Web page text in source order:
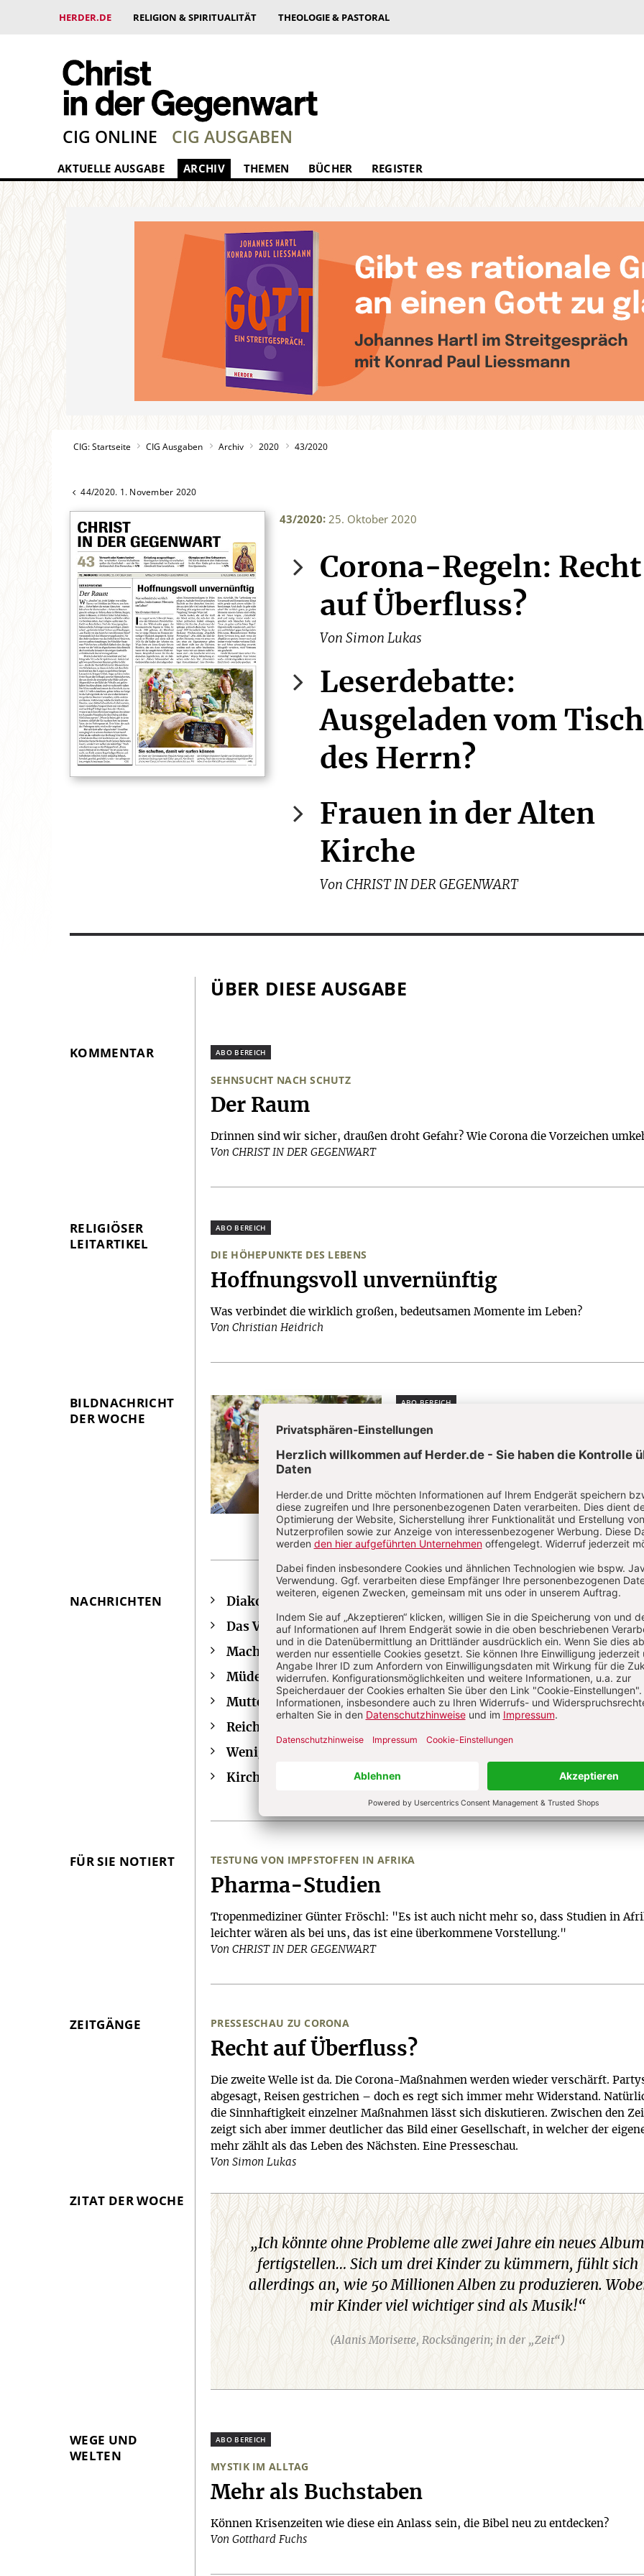
HERDER.DE RELIGION & SPIRITUALITÄT THEOLOGIE & PASTORAL
CIG ONLINE CIG AUSGABEN
AKTUELLE AUSGABE ARCHIV THEMEN BÜCHER REGISTER
CIG: Startseite CIG Ausgaben Archiv 2020 43/2020
44/2020. 1. November 2020
43/2020:25. Oktober 2020
Corona-Regeln: Recht
auf Überfluss?
Von Simon Lukas
Leserdebatte:
Ausgeladen vom Tisch
des Herrn?
Frauen in der Alten
Kirche
Von CHRIST IN DER GEGENWART
ÜBER DIESE AUSGABE
KOMMENTAR Plus
SEHNSUCHT NACH SCHUTZ
:
Der Raum
Drinnen sind wir sicher, draußen droht Gefahr? Wie Corona die Vorzeichen
Von CHRIST IN DER GEGENWART
RELIGIÖSER
LEITARTIKEL
Plus
DIE HÖHEPUNKTE DES LEBENS
:
Hoffnungsvoll unvernünftig
Was verbindet die wirklich großen, bedeutsamen Momente im Leben?
Von Christian Heidrich
BILDNACHRICHT
DER WOCHE
Plus
DIGITALISIERUNG: COLTAN IN DER
surfen können
Von CHRIST IN DER GEGENWART
NACHRICHTEN Diakoninnen und Witwen: Weibliche Elite der Alten Kirche
Das Volk fordert den Tod
Macht es selbst
Müde auch am Balkan
Mutter Teresa von Honduras – Retterin der Namenlosen
Reich, aber unzufrieden
Weniger, weniger, weniger
Kirchenrettung
FÜR SIE NOTIERT TESTUNG VON IMPFSTOFFEN IN AFRIKA
:
Pharma-Studien
Tropenmediziner Günter Fröschl: "Es ist auch nicht mehr so, dass Studien in
leichter wären als bei uns, das ist eine überkommene Vorstellung."
Von CHRIST IN DER GEGENWART
ZEITGÄNGE PRESSESCHAU ZU CORONA
:
Recht auf Überfluss?
Die zweite Welle ist da. Die Corona-Maßnahmen werden wieder verschärft.
abgesagt, Reisen gestrichen – doch es regt sich immer mehr Widerstand.
die Sinnhaftigkeit einzelner Maßnahmen lässt sich diskutieren. Zwischen den
zeigt sich aber immer deutlicher das Bild einer Gesellschaft, in welcher der
mehr zählt als das Leben des Nächsten. Eine Presseschau.
Von Simon Lukas
ZITAT DER WOCHE
„Ich könnte ohne Probleme alle zwei Jahre ein neues
fertigstellen… Sich um drei Kinder zu kümmern, fühlt sich
allerdings an, wie 50 Millionen Alben zu produzieren.
mir Kinder viel wichtiger sind als Musik!“
(Alanis Morisette, Rocksängerin; in der „Zeit“)
WEGE UND
WELTEN
Plus
MYSTIK IM ALLTAG
:
Mehr als Buchstaben
Können Krisenzeiten wie diese ein Anlass sein, die Bibel neu zu entdecken?
Von Gotthard Fuchs